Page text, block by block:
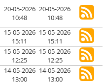
20-05-2026
10:48
20-05-2026
10:48
15-05-2026
15:11
15-05-2026
15:11
15-05-2026
12:25
15-05-2026
12:25
14-05-2026
13:00
14-05-2026
13:00